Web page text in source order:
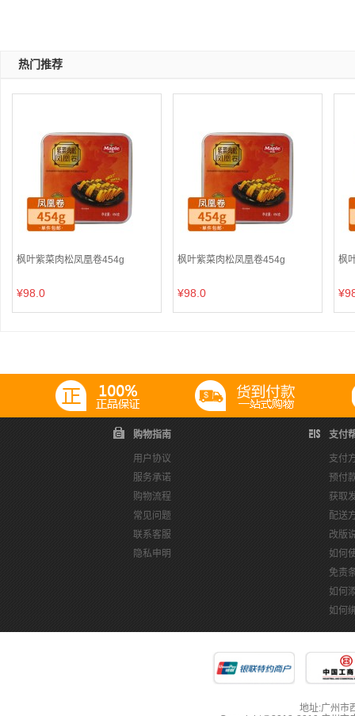
热门推荐
枫叶紫菜肉松凤凰卷454g
¥98.0
枫叶紫菜肉松凤凰卷454g
¥98.0
枫
购物指南
用户协议
服务承诺
购物流程
常见问题
联系客服
隐私申明
支付
支付
预付
获取
配送
改版
如何
免责
如何
如何
地址:广州市